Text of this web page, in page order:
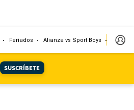
SUSCRÍBETE
Feriados Alianza vs Sport Boys Jorge